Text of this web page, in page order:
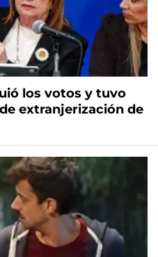
los votos y tuvo
extranjerización de